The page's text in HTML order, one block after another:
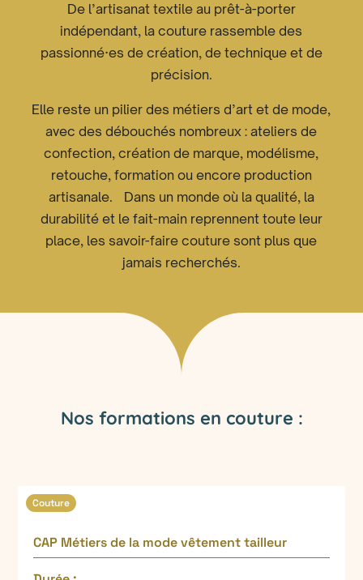
De l’artisanat textile au prêt-à-porter
indépendant, la couture rassemble des
passionné·es de création, de technique et de
précision.
Elle reste un pilier des métiers d’art et de mode,
avec des débouchés nombreux : ateliers de
confection, création de marque, modélisme,
retouche, formation ou encore production
artisanale. Dans un monde où la qualité, la
durabilité et le fait-main reprennent toute leur
place, les savoir-faire couture sont plus que
jamais recherchés.
Nos formations en couture :
CAP Métiers de la mode vêtement tailleur
Couture